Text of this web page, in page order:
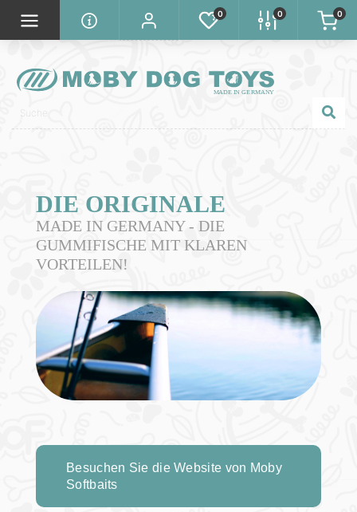
0 0 0
DIE ORIGINALE
MADE IN GERMANY - DIE
GUMMIFISCHE MIT KLAREN
VORTEILEN!
Besuchen Sie die Website von Moby
Softbaits